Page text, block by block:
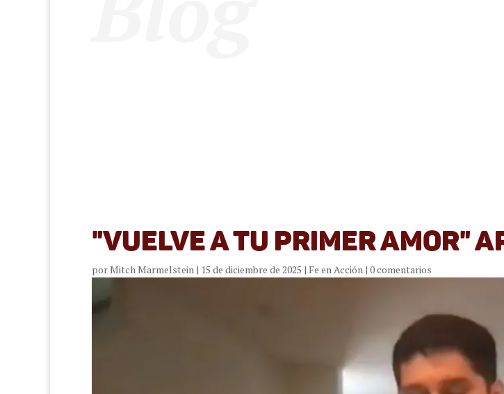
"Vuelve a tu primer amor"
porMitch Marmelstein | 15 de diciembre de 2025 | Fe en Acción | 0 comentarios